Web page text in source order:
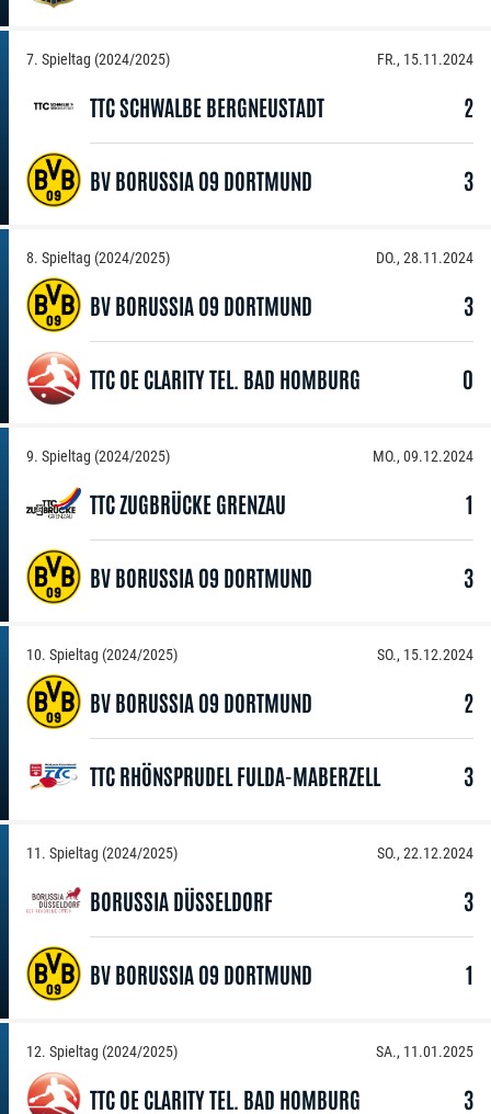
7. Spieltag (2024/2025) FR., 15.11.2024
TTC SCHWALBE BERGNEUSTADT 2
BV BORUSSIA 09 DORTMUND 3
8. Spieltag (2024/2025) DO., 28.11.2024
BV BORUSSIA 09 DORTMUND 3
TTC OE CLARITY TEL. BAD HOMBURG 0
9. Spieltag (2024/2025) MO., 09.12.2024
TTC ZUGBRÜCKE GRENZAU 1
BV BORUSSIA 09 DORTMUND 3
10. Spieltag (2024/2025) SO., 15.12.2024
BV BORUSSIA 09 DORTMUND 2
TTC RHÖNSPRUDEL FULDA-MABERZELL 3
11. Spieltag (2024/2025) SO., 22.12.2024
BORUSSIA DÜSSELDORF 3
BV BORUSSIA 09 DORTMUND 1
12. Spieltag (2024/2025) SA., 11.01.2025
TTC OE CLARITY TEL. BAD HOMBURG 3